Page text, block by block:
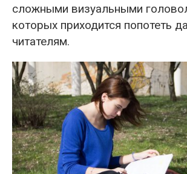
сложными визуальными
которых приходится попотеть
читателям.